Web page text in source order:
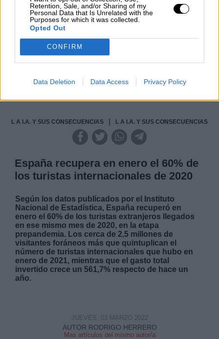
Retention, Sale, and/or Sharing of my
Personal Data that Is Unrelated with the
Purposes for which it was collected.
Opted Out
CONFIRM
Data Deletion Data Access Privacy Policy
mi pesadilla
Por María Pérez Herrero
NOTICIAS MAS VISTAS
L A I.A. Y SUS CONSECUENCIAS L A I.A. Y SUS CONSECUENCIAS
España recupera en enero el 60% de
los turistas internacionales de 2020
Según los datos publicados por el Instituto
Nacional de Estadística, España recuperó en
enero el 60% de los turistas extranjeros llegados
en ese mismo mes de 2020, en la etapa
prepandemia. Los cerca de 2,5 millones de
visitantes foráneos más que quintuplican el
número de turistas internacionales que hubo en
enero de 2021, mientras que el gasto total
invertido crece un 561,7% respecto de hace un
año.
AUTOR RODRIGO HERRERO
Mas artículos del mismo autor/a
JUEVES, 03 MARZO 2022